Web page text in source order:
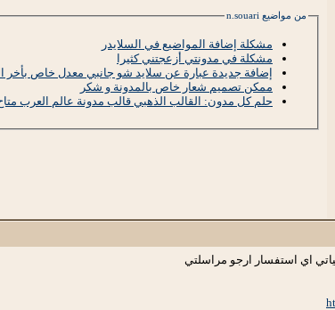
من مواضيع n.souari
مشكلة إضافة المواضيع في السلايدر
مشكلة في مدونتي أزعجتني كثيرا
إضافة جديدة عبارة عن سلايد شو جانبي معدل خاص بأخر
ممكن تصميم شعار خاص بالمدونة و شكر
حلم كل مدون: القالب الذهبي قالب مدونة عالم العرب
اي استفسار ارجو مراسلتي